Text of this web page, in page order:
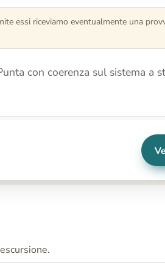
essi riceviamo eventualmente una
con coerenza sul sistema a